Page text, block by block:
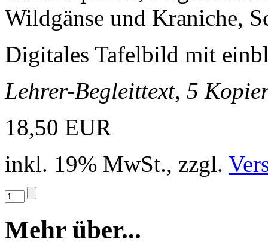
Wildgänse und Kraniche,
Digitales Tafelbild mit
Lehrer-Begleittext, 5
18,50 EUR
inkl. 19% MwSt., zzgl.
Mehr über...